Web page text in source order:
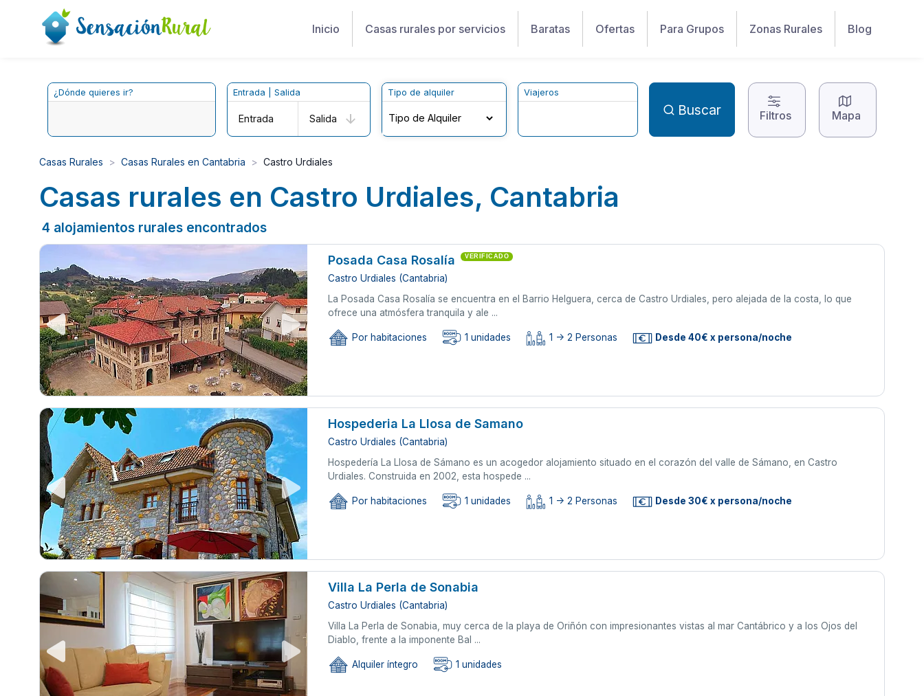
Inicio Casas rurales por servicios Baratas Ofertas Para Grupos Zonas Rurales Blog
¿Dónde quieres ir? Entrada | Salida
Entrada Salida
Tipo de alquiler Viajeros
Buscar Filtros Mapa
Casas Rurales Casas Rurales en Cantabria Castro Urdiales
Casas rurales en Castro Urdiales, Cantabria
4 alojamientos rurales encontrados
Posada Casa Rosalía VERIFICADO
Castro Urdiales (Cantabria)
La Posada Casa Rosalía se encuentra en el Barrio Helguera, cerca de Castro Urdiales, pero alejada de la costa, lo que
ofrece una atmósfera tranquila y ale ...
Por habitaciones 1 unidades 1 -> 2 Personas Desde 40€ x persona/noche
Hospederia La Llosa de Samano
Castro Urdiales (Cantabria)
Hospedería La Llosa de Sámano es un acogedor alojamiento situado en el corazón del valle de Sámano, en Castro
Urdiales. Construida en 2002, esta hospede ...
Por habitaciones 1 unidades 1 -> 2 Personas Desde 30€ x persona/noche
Villa La Perla de Sonabia
Castro Urdiales (Cantabria)
Villa La Perla de Sonabia, muy cerca de la playa de Oriñón con impresionantes vistas al mar Cantábrico y a los Ojos del
Diablo, frente a la imponente Bal ...
Alquiler íntegro 1 unidades